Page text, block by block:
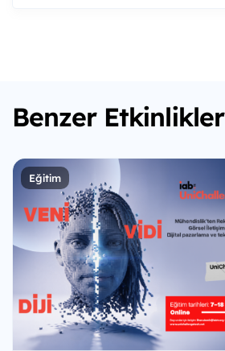
Benzer Etkinlikler
Eğitim